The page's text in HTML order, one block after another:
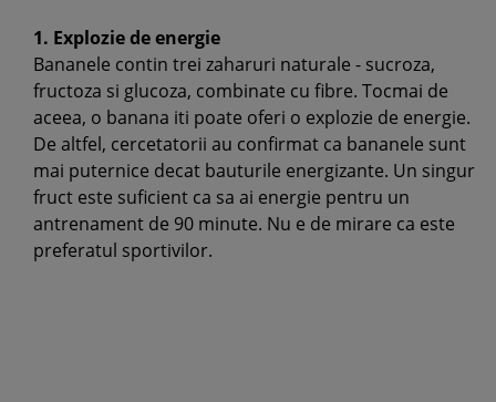
1. Explozie de energie
Bananele contin trei zaharuri naturale - sucroza,
fructoza si glucoza, combinate cu fibre. Tocmai de
aceea, o banana iti poate oferi o explozie de energie.
De altfel, cercetatorii au confirmat ca bananele sunt
mai puternice decat bauturile energizante. Un singur
fruct este suficient ca sa ai energie pentru un
antrenament de 90 minute. Nu e de mirare ca este
preferatul sportivilor.